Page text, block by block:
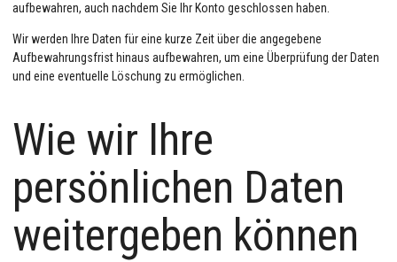
aufbewahren, auch nachdem Sie Ihr Konto geschlossen haben.
Wir werden Ihre Daten für eine kurze Zeit über die angegebene
Aufbewahrungsfrist hinaus aufbewahren, um eine Überprüfung der Daten
und eine eventuelle Löschung zu ermöglichen.
Wie wir Ihre
persönlichen Daten
weitergeben können